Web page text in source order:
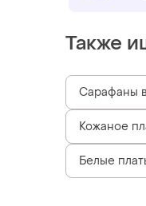
Также
Сарафаны
Кожаное
Белые